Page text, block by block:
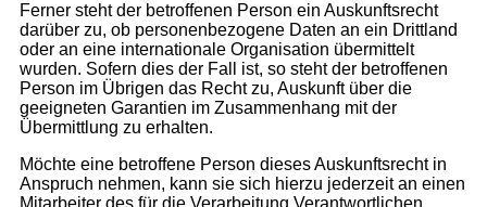
Ferner steht der betroffenen Person ein Auskunftsrecht
darüber zu, ob personenbezogene Daten an ein Drittland
oder an eine internationale Organisation übermittelt
wurden. Sofern dies der Fall ist, so steht der betroffenen
Person im Übrigen das Recht zu, Auskunft über die
geeigneten Garantien im Zusammenhang mit der
Übermittlung zu erhalten.
Möchte eine betroffene Person dieses Auskunftsrecht in
Anspruch nehmen, kann sie sich hierzu jederzeit an einen